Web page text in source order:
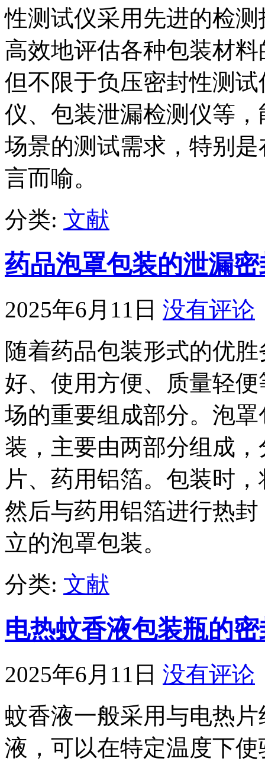
性测试仪采用先进的检
高效地评估各种包装材
但不限于负压密封性测
仪、包装泄漏检测仪等
场景的测试需求，特别
言而喻。
分类: 文献
药品泡罩包装的泄漏
2025年6月11日 没有评论
随着药品包装形式的优
好、使用方便、质量轻
场的重要组成部分。泡
装，主要由两部分组成
片、药用铝箔。包装时
然后与药用铝箔进行热
立的泡罩包装。
分类: 文献
电热蚊香液包装瓶的
2025年6月11日 没有评论
蚊香液一般采用与电热
液，可以在特定温度下